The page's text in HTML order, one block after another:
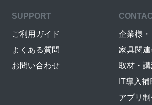
SUPPORT
ご利用ガイド
よくある質問
お問い合わせ
企業様
家具関
取材・
IT導入
アプリ